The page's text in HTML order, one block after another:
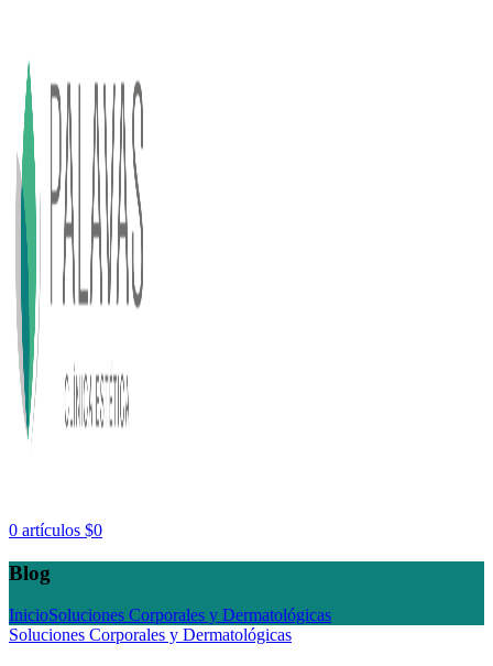
0 artículos $0
Blog
InicioSoluciones Corporales y Dermatológicas
Soluciones Corporales y Dermatológicas